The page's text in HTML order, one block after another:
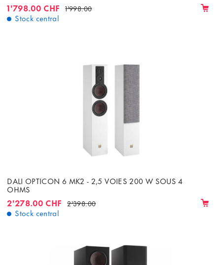
1'798.00 CHF 1'998.00
Stock central
DALI OPTICON 6 MK2 - 2,5 VOIES 200 W SOUS 4
OHMS
2'278.00 CHF 2'398.00
Stock central